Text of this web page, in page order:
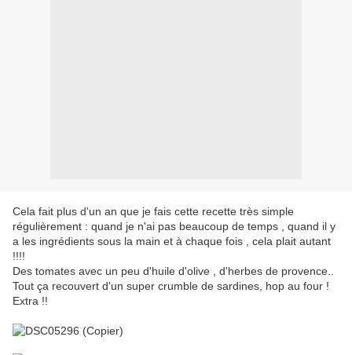
Cela fait plus d'un an que je fais cette recette très simple
régulièrement : quand je n'ai pas beaucoup de temps , quand il y
a les ingrédients sous la main et à chaque fois , cela plait autant
!!!!
Des tomates avec un peu d'huile d'olive , d'herbes de provence..
Tout ça recouvert d'un super crumble de sardines, hop au four !
Extra !!